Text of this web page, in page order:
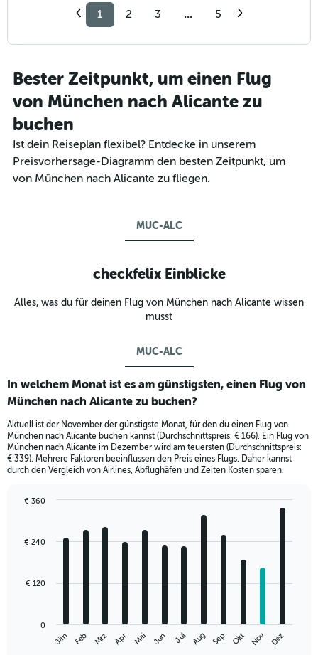
1 2 3 ... 5
Bester Zeitpunkt, um einen Flug
von München nach Alicante zu
buchen
Ist dein Reiseplan flexibel? Entdecke in unserem
Preisvorhersage-Diagramm den besten Zeitpunkt, um
von München nach Alicante zu fliegen.
MUC-ALC
checkfelix Einblicke
Alles, was du für deinen Flug von München nach Alicante wissen
musst
MUC-ALC
In welchem Monat ist es am günstigsten, einen Flug von
München nach Alicante zu buchen?
Aktuell ist der November der günstigste Monat, für den du einen Flug von
München nach Alicante buchen kannst (Durchschnittspreis: € 166). Ein Flug von
München nach Alicante im Dezember wird am teuersten (Durchschnittspreis:
€ 339). Mehrere Faktoren beeinflussen den Preis eines Flugs. Daher kannst
durch den Vergleich von Airlines, Abflughäfen und Zeiten Kosten sparen.
12
The
Jän Feb Mrz Apr Mai Jun Jul Aug Sep Okt Nov Dez
0
€ 120
€ 240
€ 360